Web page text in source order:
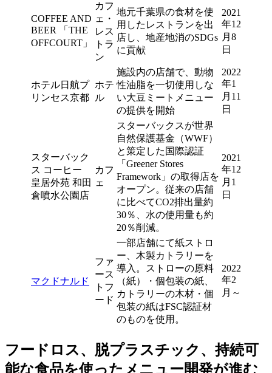
COFFEE AND
BEER 「THE
OFFCOURT」
カフ
ェ・
レス
トラ
ン
地元千葉県の食材を使
用したレストランを出
店し、地産地消のSDGs
に貢献
2021
年12
月8
日
ホテル日航プ
リンセス京都
ホテ
ル
施設内の店舗で、動物
性油脂を一切使用しな
い大豆ミートメニュー
の提供を開始
2022
年1
月11
日
スターバック
ス コーヒー
皇居外苑 和田
倉噴水公園店
カフ
ェ
スターバックスが世界
自然保護基金（WWF）
と策定した国際認証
「Greener Stores
Framework」の取得店を
オープン。従来の店舗
に比べてCO2排出量約
30％、水の使用量も約
20％削減。
2021
年12
月1
日
マクドナルド
ファ
ース
トフ
ード
一部店舗にて紙ストロ
ー、木製カトラリーを
導入。ストローの原料
（紙）・個包装の紙、
カトラリーの木材・個
包装の紙はFSC認証材
のものを使用。
2022
年2
月～
フードロス、脱プラスチック、持続可
能な食品を使ったメニュー開発が進む